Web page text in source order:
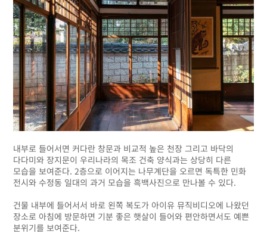
내부로 들어서면 커다란 창문과 비교적 높은 천장 그리고 바닥의
다다미와 장지문이 우리나라의 목조 건축 양식과는 상당히 다른
모습을 보여준다. 2층으로 이어지는 나무계단을 오르면 독특한 민화
전시와 수정동 일대의 과거 모습을 흑백사진으로 만나볼 수 있다.
건물 내부에 들어서서 바로 왼쪽 복도가 아이유 뮤직비디오에 나왔던
장소로 아침에 방문하면 기분 좋은 햇살이 들어와 편안하면서도 예쁜
분위기를 보여준다.